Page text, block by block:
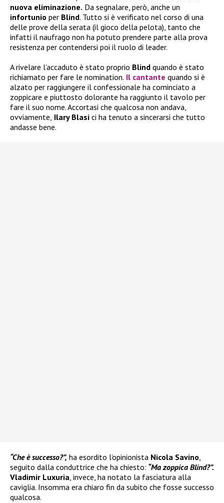
nuova eliminazione. Da segnalare, però, anche un
infortunio per Blind. Tutto si è verificato nel corso di una
delle prove della serata (il gioco della pelota), tanto che
infatti il naufrago non ha potuto prendere parte alla prova
resistenza per contendersi poi il ruolo di leader.
A rivelare l’accaduto è stato proprio Blind quando è stato
richiamato per fare le nomination. Il cantante quando si è
alzato per raggiungere il confessionale ha cominciato a
zoppicare e piuttosto dolorante ha raggiunto il tavolo per
fare il suo nome. Accortasi che qualcosa non andava,
ovviamente, Ilary Blasi ci ha tenuto a sincerarsi che tutto
andasse bene.
“Che è successo?”, ha esordito l’opinionista Nicola Savino,
seguito dalla conduttrice che ha chiesto: “Ma zoppica Blind?”.
Vladimir Luxuria, invece, ha notato la fasciatura alla
caviglia. Insomma era chiaro fin da subito che fosse successo
qualcosa.